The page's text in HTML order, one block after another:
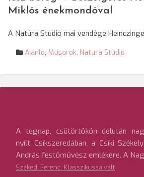
Miklós énekmondóval
A Natúra Stúdió mai vendége
Ajánló, Műsorok, Natura Stúdió
A tegnap, csütörtökön délután
nyílt Csíkszeredában, a Csíki
András festőművész emlékére. A
Székedi Ferenc: Klasszikussá vált